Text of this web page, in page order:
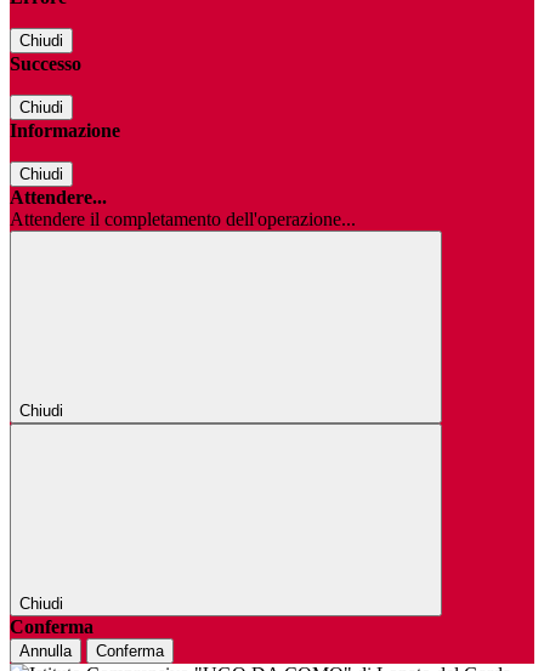
Chiudi
Successo
Chiudi
Informazione
Chiudi
Attendere...
Attendere il completamento dell'operazione...
Chiudi
Chiudi
Conferma
Annulla Conferma